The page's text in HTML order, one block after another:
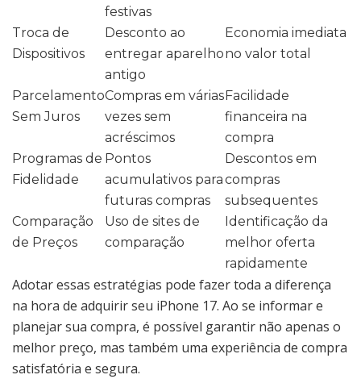
festivas
Troca de
Dispositivos
Desconto ao
entregar aparelho
antigo
Economia imediata
no valor total
Parcelamento
Sem Juros
Compras em várias
vezes sem
acréscimos
Facilidade
financeira na
compra
Programas de
Fidelidade
Pontos
acumulativos para
futuras compras
Descontos em
compras
subsequentes
Comparação
de Preços
Uso de sites de
comparação
Identificação da
melhor oferta
rapidamente
Adotar essas estratégias pode fazer toda a diferença
na hora de adquirir seu iPhone 17. Ao se informar e
planejar sua compra, é possível garantir não apenas o
melhor preço, mas também uma experiência de compra
satisfatória e segura.